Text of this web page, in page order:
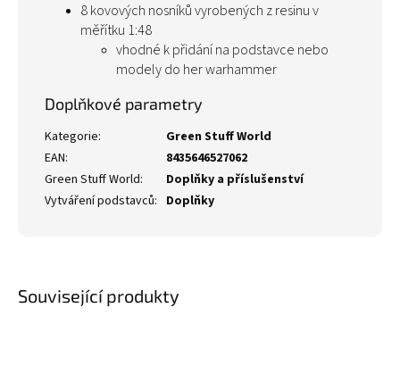
Související produkty
8 kovových nosníků vyrobených z resinu v
měřítku 1:48
vhodné k přidání na podstavce nebo
modely do her warhammer
Doplňkové parametry
Kategorie:
Green Stuff World
EAN:
8435646527062
Green Stuff World:
Doplňky a příslušenství
Vytváření podstavců: Doplňky